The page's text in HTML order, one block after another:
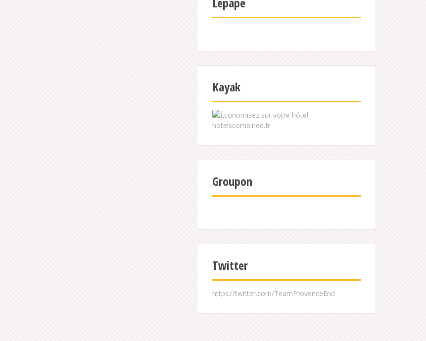
Kayak
Groupon
Twitter
https://twitter.com/TeamProvenceEnd